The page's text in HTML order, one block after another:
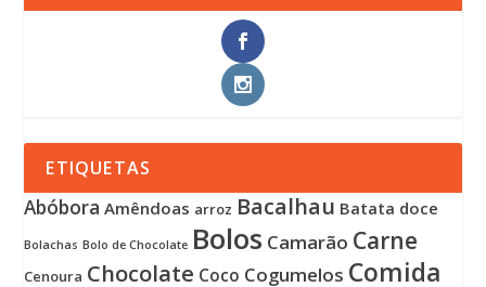
ETIQUETAS
Abóbora Amêndoas arroz Bacalhau Batata doce
Bolachas Bolo de Chocolate Bolos Camarão Carne
Cenoura Chocolate Coco Cogumelos Comida